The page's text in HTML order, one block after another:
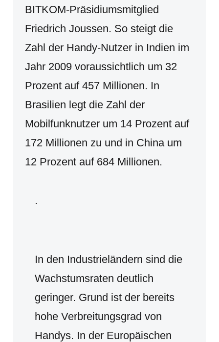
BITKOM-Präsidiumsmitglied
Friedrich Joussen. So steigt die
Zahl der Handy-Nutzer in Indien im
Jahr 2009 voraussichtlich um 32
Prozent auf 457 Millionen. In
Brasilien legt die Zahl der
Mobilfunknutzer um 14 Prozent auf
172 Millionen zu und in China um
12 Prozent auf 684 Millionen.
.
In den Industrieländern sind die
Wachstumsraten deutlich
geringer. Grund ist der bereits
hohe Verbreitungsgrad von
Handys. In der Europäischen